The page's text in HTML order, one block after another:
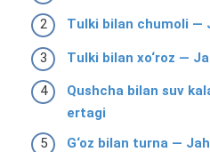
Tulki bilan chumoli —
Tulki bilan xo‘roz —
Qushcha bilan suv
ertagi
G‘oz bilan turna —